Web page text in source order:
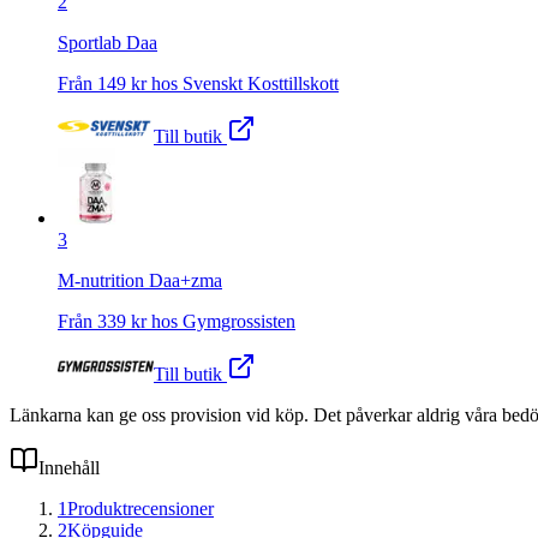
Sportlab Daa
Från 149 kr hos Svenskt Kosttillskott
Till butik
3
M-nutrition Daa+zma
Från 339 kr hos Gymgrossisten
Till butik
Länkarna kan ge oss provision vid köp. Det påverkar aldrig våra
Innehåll
1Produktrecensioner
2Köpguide